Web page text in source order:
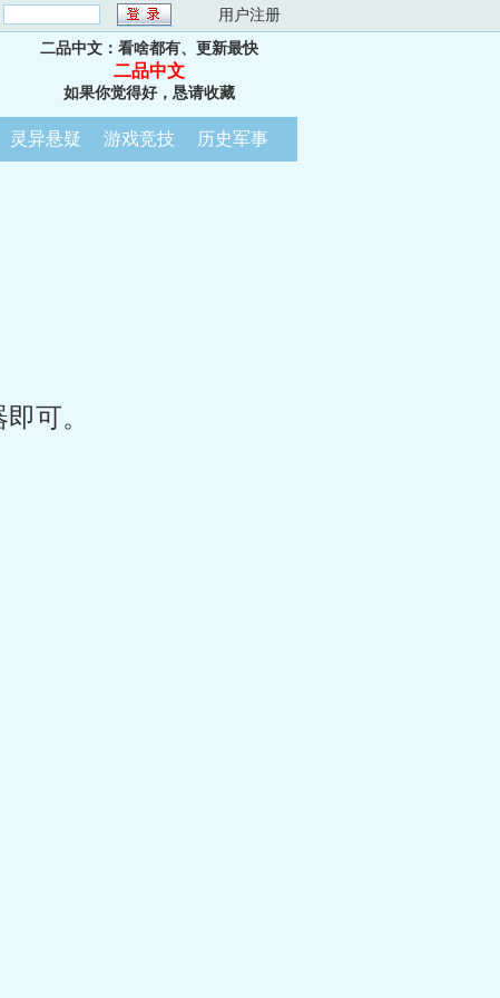
用户注册
二品中文：看啥都有、更新最快
二品中文
如果你觉得好，恳请收藏
灵异悬疑 游戏竞技 历史军事
可。